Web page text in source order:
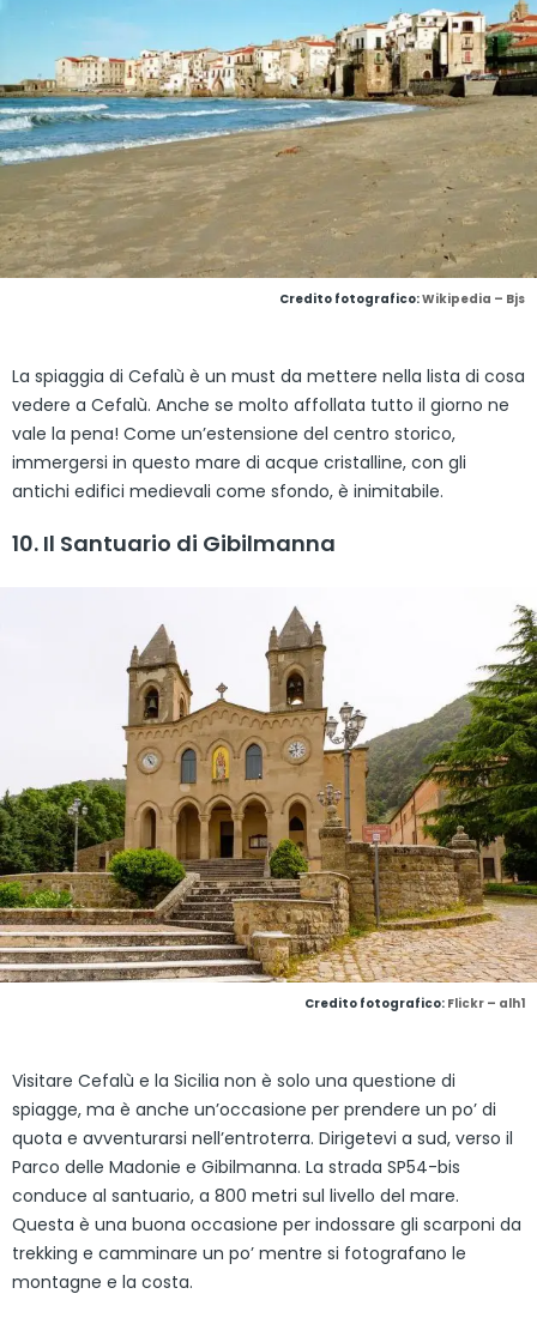
Credito fotografico:Wikipedia – Bjs
La spiaggia di Cefalù è un must da mettere nella lista di cosa
vedere a Cefalù. Anche se molto affollata tutto il giorno ne
vale la pena! Come un’estensione del centro storico,
immergersi in questo mare di acque cristalline, con gli
antichi edifici medievali come sfondo, è inimitabile.
10. Il Santuario di Gibilmanna
Credito fotografico: Flickr – alh1
Visitare Cefalù e la Sicilia non è solo una questione di
spiagge, ma è anche un’occasione per prendere un po’ di
quota e avventurarsi nell’entroterra. Dirigetevi a sud, verso il
Parco delle Madonie e Gibilmanna. La strada SP54-bis
conduce al santuario, a 800 metri sul livello del mare.
Questa è una buona occasione per indossare gli scarponi da
trekking e camminare un po’ mentre si fotografano le
montagne e la costa.